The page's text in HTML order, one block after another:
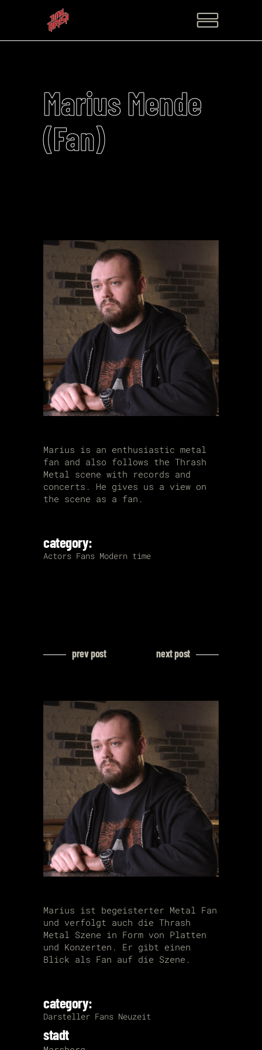
Marius Mende
(Fan)
Marius is an enthusiastic metal
fan and also follows the Thrash
Metal scene with records and
concerts. He gives us a view on
the scene as a fan.
category:
Actors Fans Modern time
prev post next post
Marius ist begeisterter Metal Fan
und verfolgt auch die Thrash
Metal Szene in Form von Platten
und Konzerten. Er gibt einen
Blick als Fan auf die Szene.
category:
Darsteller Fans Neuzeit
stadt